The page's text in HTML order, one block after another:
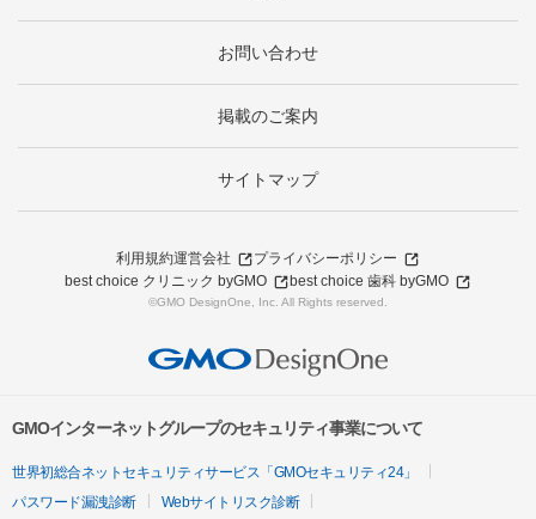
お問い合わせ
掲載のご案内
サイトマップ
利用規約運営会社
プライバシーポリシー
best choice クリニック byGMO
best choice 歯科 byGMO
©GMO DesignOne, Inc. All Rights reserved.
GMOインターネットグループのセキュリティ事業について
世界初総合ネットセキュリティサービス「GMOセキュリティ24」
パスワード漏洩診断
Webサイトリスク診断